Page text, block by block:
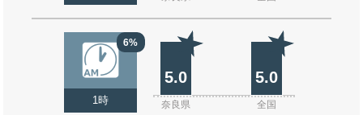
6%
1時
5.0 5.0
奈良県 全国